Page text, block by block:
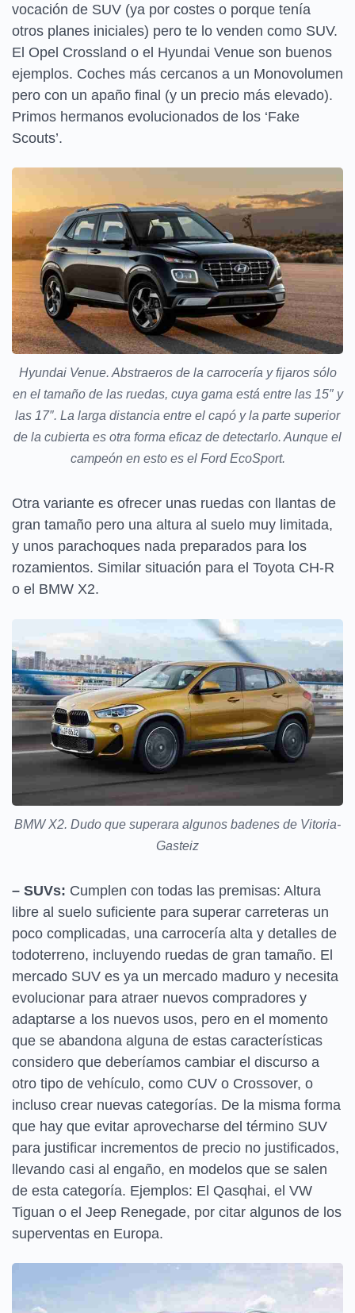
vocación de SUV (ya por costes o porque tenía
otros planes iniciales) pero te lo venden como SUV.
El Opel Crossland o el Hyundai Venue son buenos
ejemplos. Coches más cercanos a un Monovolumen
pero con un apaño final (y un precio más elevado).
Primos hermanos evolucionados de los ‘Fake
Scouts’.
Hyundai Venue. Abstraeros de la carrocería y fijaros sólo
en el tamaño de las ruedas, cuya gama está entre las 15″ y
las 17″. La larga distancia entre el capó y la parte superior
de la cubierta es otra forma eficaz de detectarlo. Aunque el
campeón en esto es el Ford EcoSport.
Otra variante es ofrecer unas ruedas con llantas de
gran tamaño pero una altura al suelo muy limitada,
y unos parachoques nada preparados para los
rozamientos. Similar situación para el Toyota CH-R
o el BMW X2.
BMW X2. Dudo que superara algunos badenes de Vitoria-
Gasteiz
– SUVs: Cumplen con todas las premisas: Altura
libre al suelo suficiente para superar carreteras un
poco complicadas, una carrocería alta y detalles de
todoterreno, incluyendo ruedas de gran tamaño. El
mercado SUV es ya un mercado maduro y necesita
evolucionar para atraer nuevos compradores y
adaptarse a los nuevos usos, pero en el momento
que se abandona alguna de estas características
considero que deberíamos cambiar el discurso a
otro tipo de vehículo, como CUV o Crossover, o
incluso crear nuevas categorías. De la misma forma
que hay que evitar aprovecharse del término SUV
para justificar incrementos de precio no justificados,
llevando casi al engaño, en modelos que se salen
de esta categoría. Ejemplos: El Qasqhai, el VW
Tiguan o el Jeep Renegade, por citar algunos de los
superventas en Europa.